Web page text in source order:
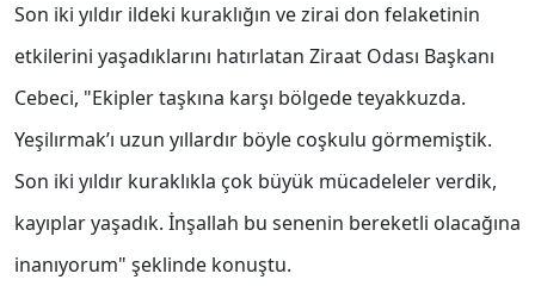
Son iki yıldır ildeki kuraklığın ve zirai don felaketinin
etkilerini yaşadıklarını hatırlatan Ziraat Odası Başkanı
Cebeci, "Ekipler taşkına karşı bölgede teyakkuzda.
Yeşilırmak’ı uzun yıllardır böyle coşkulu görmemiştik.
Son iki yıldır kuraklıkla çok büyük mücadeleler verdik,
kayıplar yaşadık. İnşallah bu senenin bereketli olacağına
inanıyorum" şeklinde konuştu.